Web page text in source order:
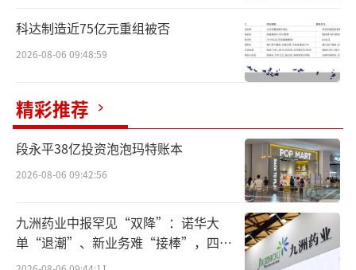
出浓厚兴趣。
科达制造近75亿元重组被否
2026-08-06 09:48:59
精彩推荐
段永平38亿投资泡泡玛特账本
2026-08-06 09:42:56
九洲药业中报罕见“双降”：诺华大
单“退潮”、新业务难“接棒”，四大
难关待闯